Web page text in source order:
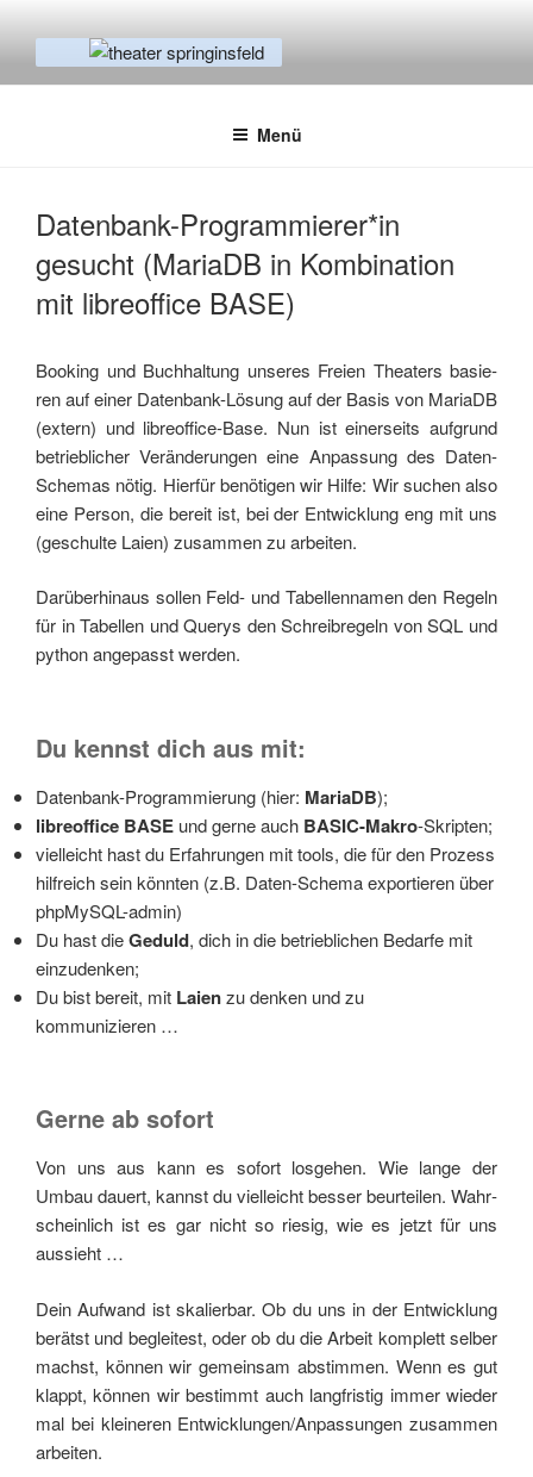
Inhalt
springenTHEATER SPRINGINSFELD
Empowerment & Prävention
Menü
Datenbank-Programmierer*in
gesucht (MariaDB in Kombination
mit libreoffice BASE)
Boo­king und Buch­hal­tung unse­res Frei­en Thea­ters basie­
ren auf einer Daten­bank-Lösung auf der Basis von MariaDB
(extern) und libre­of­fice-Base. Nun ist einer­seits auf­grund
betrieb­li­cher Ver­än­de­run­gen eine Anpas­sung des Daten-
Sche­mas nötig. Hier­für benö­ti­gen wir Hil­fe: Wir suchen also
eine Per­son, die bereit ist, bei der Ent­wick­lung eng mit uns
(geschul­te Lai­en) zusam­men zu arbeiten.
Dar­über­hin­aus sol­len Feld- und Tabel­len­na­men den Regeln
für in Tabel­len und Querys den Schreib­re­geln von SQL und
python ange­passt werden.
Du kennst dich aus mit:
Daten­bank-Pro­gram­mie­rung (hier: MariaDB);
libre­of­fice BASE und ger­ne auch BASIC-Makro-Skrip­ten;
viel­leicht hast du Erfah­run­gen mit tools, die für den Pro­zess
hilf­reich sein könn­ten (z.B. Daten-Sche­ma expor­tie­ren über
phpMySQL-admin)
Du hast dieGeduld, dich in die betrieb­li­chen Bedar­fe mit
einzudenken;
Du bist bereit, mit Lai­enzu den­ken und zu
kommunizieren …
Gerne ab sofort
Von uns aus kann es sofort los­ge­hen. Wie lan­ge der
Umbau dau­ert, kannst du viel­leicht bes­ser beur­tei­len. Wahr­
schein­lich ist es gar nicht so rie­sig, wie es jetzt für uns
aussieht …
Dein Auf­wand ist ska­lier­bar. Ob du uns in der Ent­wick­lung
berätst und beglei­test, oder ob du die Arbeit kom­plett sel­ber
machst, kön­nen wir gemein­sam abstim­men. Wenn es gut
klappt, kön­nen wir bestimmt auch lang­fris­tig immer wie­der
mal bei klei­ne­ren Entwicklungen/Anpassungen zusam­men
arbeiten.